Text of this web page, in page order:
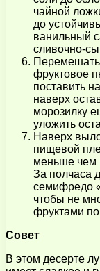
чайной
до
ванильный
сливочно-
фруктовое
поставить
наверх
морозилку
уложить
Наверх
пищевой
меньше чем
За полчаса
семифредо
чтобы не
фруктами по
Совет
В этом десерте